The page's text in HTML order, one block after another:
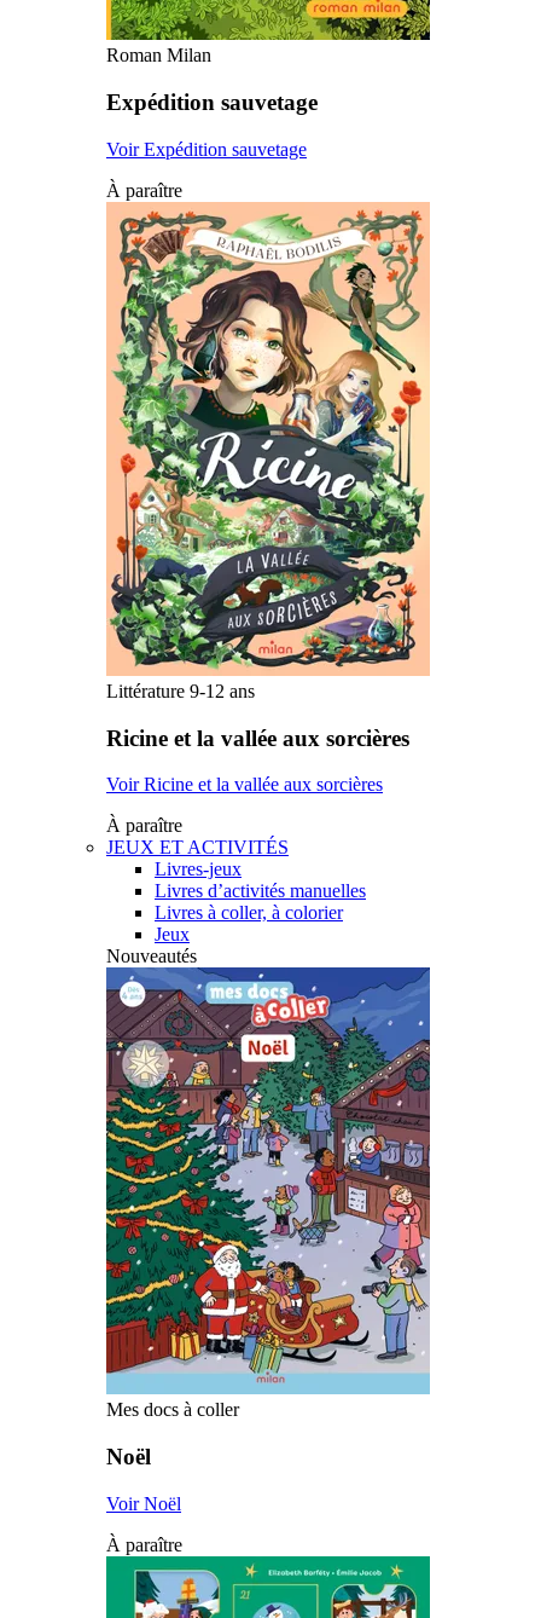
Roman Milan
Expédition sauvetage
Voir Expédition sauvetage
À paraître
Littérature 9-12 ans
Ricine et la vallée aux sorcières
Voir Ricine et la vallée aux sorcières
À paraître
JEUX ET ACTIVITÉS
Livres-jeux
Livres d’activités manuelles
Livres à coller, à colorier
Jeux
Nouveautés
Mes docs à coller
Noël
Voir Noël
À paraître